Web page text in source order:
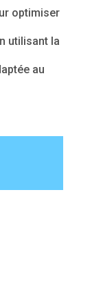
optimiser
utilisant la
au